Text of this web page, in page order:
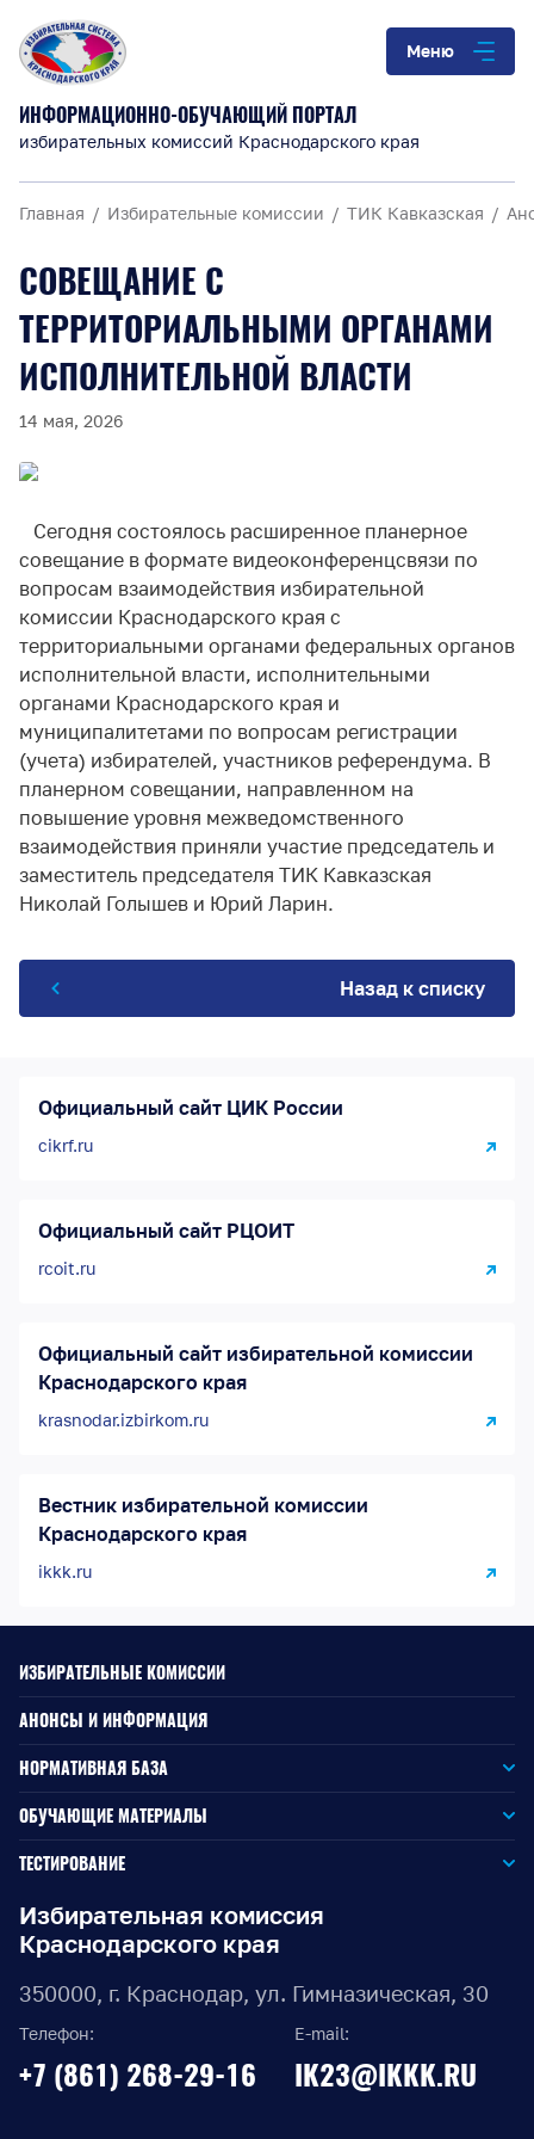
Меню
ИНФОРМАЦИОННО-ОБУЧАЮЩИЙ ПОРТАЛ
избирательных комиссий Краснодарского края
Главная Избирательные комиссии ТИК Кавказская
СОВЕЩАНИЕ С
ТЕРРИТОРИАЛЬНЫМИ ОРГАНАМИ
ИСПОЛНИТЕЛЬНОЙ ВЛАСТИ
14 мая, 2026
Сегодня состоялось расширенное планерное
совещание в формате видеоконференцсвязи по
вопросам взаимодействия избирательной
комиссии Краснодарского края с
территориальными органами федеральных органов
исполнительной власти, исполнительными
органами Краснодарского края и
муниципалитетами по вопросам регистрации
(учета) избирателей, участников референдума. В
планерном совещании, направленном на
повышение уровня межведомственного
взаимодействия приняли участие председатель и
заместитель председателя ТИК Кавказская
Николай Голышев и Юрий Ларин.
Назад к списку
Официальный сайт ЦИК России
cikrf.ru
Официальный сайт РЦОИТ
rcoit.ru
Официальный сайт избирательной комиссии
Краснодарского края
krasnodar.izbirkom.ru
Вестник избирательной комиссии
Краснодарского края
ikkk.ru
Избирательная комиссия
Краснодарского края
350000, г. Краснодар, ул. Гимназическая, 30
Телефон:
+7 (861) 268-29-16
E-mail:
IK23@IKKK.RU
ИЗБИРАТЕЛЬНЫЕ КОМИССИИ
АНОНСЫ И ИНФОРМАЦИЯ
НОРМАТИВНАЯ БАЗА
Законодательство РФ
Законодательство КК
Документы ЦИК России
Документы ИККК
Выборы Губернатора Краснодарского края
Краснодарского края
ОБУЧАЮЩИЕ МАТЕРИАЛЫ
Для окружной избирательной комиссии
Для территориальной избирательной комиссии
Для участковой избирательной комиссии
ТЕСТИРОВАНИЕ
Для членов участковых избирательных комиссий